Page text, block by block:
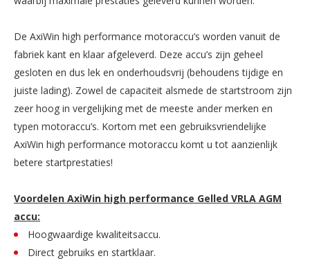
De AxiWin high performance motoraccu’s worden vanuit de
fabriek kant en klaar afgeleverd. Deze accu’s zijn geheel
gesloten en dus lek en onderhoudsvrij (behoudens tijdige en
juiste lading). Zowel de capaciteit alsmede de startstroom zijn
zeer hoog in vergelijking met de meeste ander merken en
typen motoraccu’s. Kortom met een gebruiksvriendelijke
AxiWin high performance motoraccu komt u tot aanzienlijk
betere startprestaties!
Voordelen AxiWin high performance Gelled VRLA AGM
accu:
Hoogwaardige kwaliteitsaccu.
Direct gebruiks en startklaar.